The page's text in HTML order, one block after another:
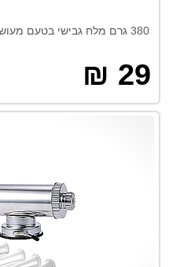
29 ₪